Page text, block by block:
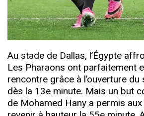
Au stade de Dallas, l’Égypte
Les Pharaons ont parfaitement
rencontre grâce à l’ouverture du
dès la 13e minute. Mais un but
de Mohamed Hany a permis